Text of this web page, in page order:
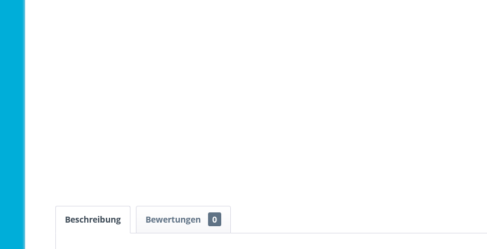
Beschreibung Bewertungen 0